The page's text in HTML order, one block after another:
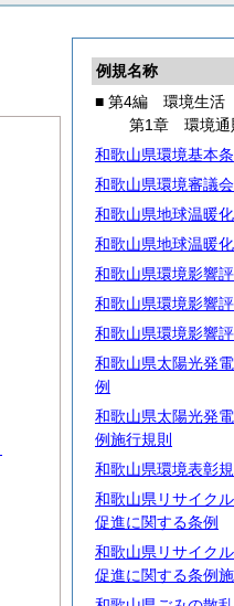
例規名称
■ 第4編 環境生活
第1章 環境通
和歌山県環境基本
和歌山県環境審議
和歌山県地球温暖
和歌山県地球温暖
和歌山県環境影響
和歌山県環境影響
和歌山県環境影響
和歌山県太陽光発
例
和歌山県太陽光発
例施行規則
和歌山県環境表彰
和歌山県リサイク
促進に関する条例
和歌山県リサイク
促進に関する条例